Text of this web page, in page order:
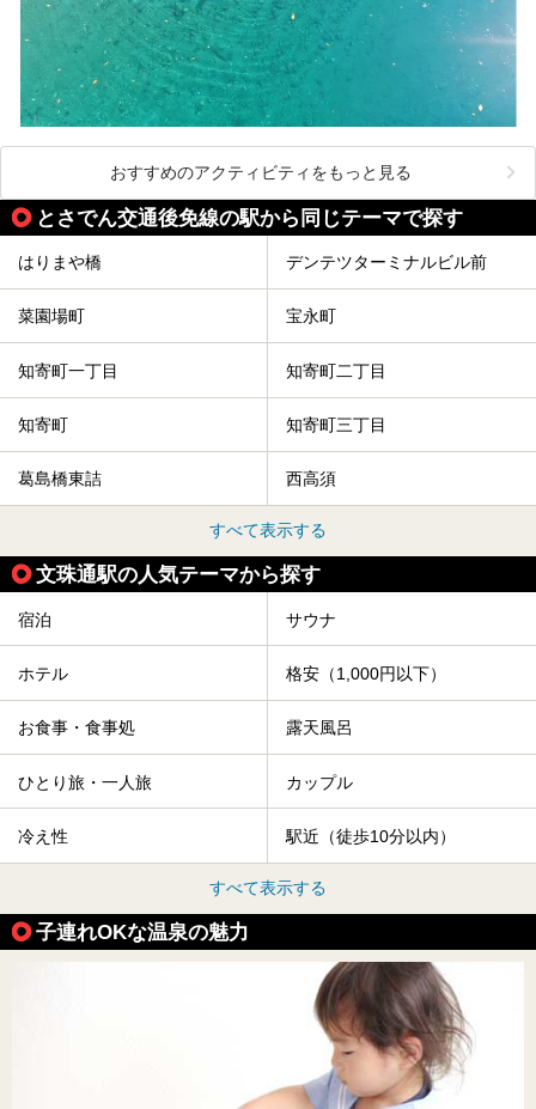
おすすめのアクティビティをもっと見る
とさでん交通後免線の駅から同じテーマで探す
はりまや橋 デンテツターミナルビル前
菜園場町 宝永町
知寄町一丁目 知寄町二丁目
知寄町 知寄町三丁目
葛島橋東詰 西高須
すべて表示する
文珠通駅の人気テーマから探す
宿泊 サウナ
ホテル 格安（1,000円以下）
お食事・食事処 露天風呂
ひとり旅・一人旅 カップル
冷え性 駅近（徒歩10分以内）
すべて表示する
子連れOKな温泉の魅力